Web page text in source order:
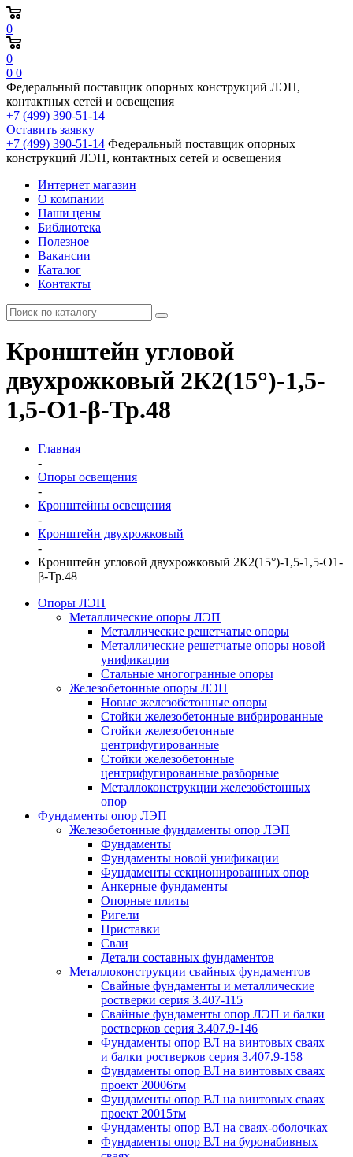
0
0
0 0
Федеральный поставщик опорных конструкций ЛЭП,
контактных сетей и освещения
+7 (499) 390-51-14
Оставить заявку
+7 (499) 390-51-14 Федеральный поставщик опорных
конструкций ЛЭП, контактных сетей и освещения
Интернет магазин
О компании
Наши цены
Библиотека
Полезное
Вакансии
Каталог
Контакты
Кронштейн угловой
двухрожковый 2К2(15°)-1,5-
1,5-О1-β-Тр.48
Главная
-
Опоры освещения
-
Кронштейны освещения
-
Кронштейн двухрожковый
-
Кронштейн угловой двухрожковый 2К2(15°)-1,5-1,5-О1-
β-Тр.48
Опоры ЛЭП
Металлические опоры ЛЭП
Металлические решетчатые опоры
Металлические решетчатые опоры новой
унификации
Стальные многогранные опоры
Железобетонные опоры ЛЭП
Новые железобетонные опоры
Стойки железобетонные вибрированные
Стойки железобетонные
центрифугированные
Стойки железобетонные
центрифугированные разборные
Металлоконструкции железобетонных
опор
Фундаменты опор ЛЭП
Железобетонные фундаменты опор ЛЭП
Фундаменты
Фундаменты новой унификации
Фундаменты секционированных опор
Анкерные фундаменты
Опорные плиты
Ригели
Приставки
Сваи
Детали составных фундаментов
Металлоконструкции свайных фундаментов
Свайные фундаменты и металлические
ростверки серия 3.407-115
Свайные фундаменты опор ЛЭП и балки
ростверков серия 3.407.9-146
Фундаменты опор ВЛ на винтовых сваях
и балки ростверков серия 3.407.9-158
Фундаменты опор ВЛ на винтовых сваях
проект 20006тм
Фундаменты опор ВЛ на винтовых сваях
проект 20015тм
Фундаменты опор ВЛ на сваях-оболочках
Фундаменты опор ВЛ на буронабивных